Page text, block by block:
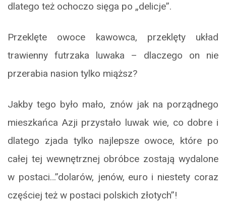
dlatego też ochoczo sięga po „delicje”.
Przeklęte owoce kawowca, przeklęty układ
trawienny futrzaka luwaka – dlaczego on nie
przerabia nasion tylko miąższ?
Jakby tego było mało, znów jak na porządnego
mieszkańca Azji przystało luwak wie, co dobre i
dlatego zjada tylko najlepsze owoce, które po
całej tej wewnętrznej obróbce zostają wydalone
w postaci…”dolarów, jenów, euro i niestety coraz
częściej też w postaci polskich złotych”!